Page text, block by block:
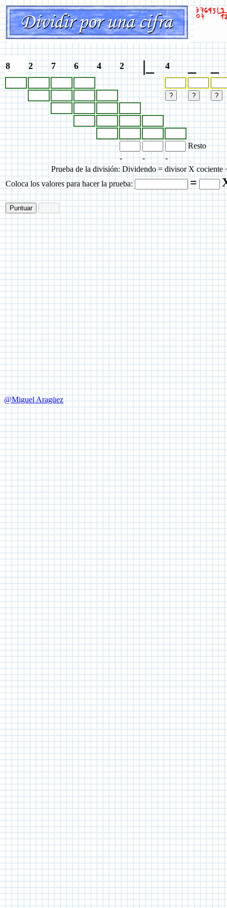
8 2 7 6 4 2 |_ 4 _ _
Resto
-
-
-
Prueba de la división: Dividendo = divisor X cociente
Coloca los valores para hacer la prueba:
=
@Miguel Aragüez